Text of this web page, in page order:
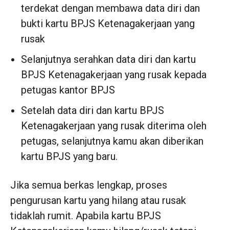
terdekat dengan membawa data diri dan
bukti kartu BPJS Ketenagakerjaan yang
rusak
Selanjutnya serahkan data diri dan kartu
BPJS Ketenagakerjaan yang rusak kepada
petugas kantor BPJS
Setelah data diri dan kartu BPJS
Ketenagakerjaan yang rusak diterima oleh
petugas, selanjutnya kamu akan diberikan
kartu BPJS yang baru.
Jika semua berkas lengkap, proses
pengurusan kartu yang hilang atau rusak
tidaklah rumit. Apabila kartu BPJS